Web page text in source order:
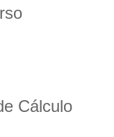
Cálculo